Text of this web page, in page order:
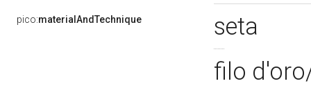
pico:materialAndTechnique
seta
filo